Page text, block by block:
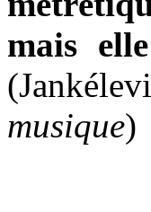
mais
musique)